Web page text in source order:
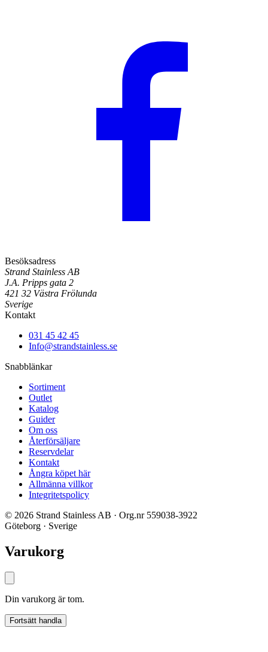
Besöksadress
Strand Stainless AB
J.A. Pripps gata 2
421 32 Västra Frölunda
Sverige
Kontakt
031 45 42 45
Info@strandstainless.se
Snabblänkar
Sortiment
Outlet
Katalog
Guider
Om oss
Återförsäljare
Reservdelar
Kontakt
Ångra köpet här
Allmänna villkor
Integritetspolicy
© 2026 Strand Stainless AB · Org.nr 559038-3922
Göteborg · Sverige
Varukorg
Din varukorg är tom.
Fortsätt handla